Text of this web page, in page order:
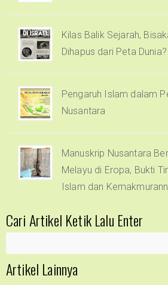
Kilas Balik Sejarah,
Dihapus dari Peta Dunia?
Pengaruh Islam dalam
Nusantara
Manuskrip Nusantara
Melayu di Eropa, Bukti
Islam dan
Cari Artikel Ketik Lalu Enter
Artikel Lainnya